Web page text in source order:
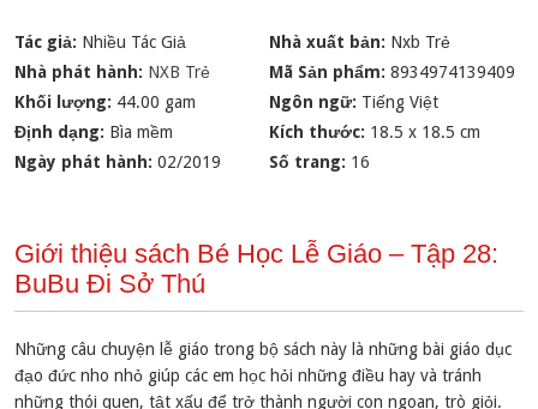
Tác giả: Nhiều Tác Giả Nhà xuất bản: Nxb Trẻ
Nhà phát hành: NXB Trẻ Mã Sản phẩm: 8934974139409
Khối lượng: 44.00 gam Ngôn ngữ: Tiếng Việt
Định dạng: Bìa mềm Kích thước: 18.5 x 18.5 cm
Ngày phát hành:02/2019 Số trang: 16
Giới thiệu sách Bé Học Lễ Giáo – Tập 28:
BuBu Đi Sở Thú
Những câu chuyện lễ giáo trong bộ sách này là những bài giáo dục
đạo đức nho nhỏ giúp các em học hỏi những điều hay và tránh
những thói quen, tật xấu để trở thành người con ngoan, trò giỏi.